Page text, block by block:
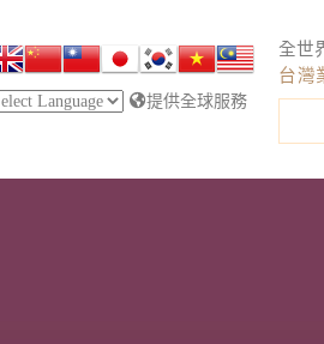
全世
台灣
提供全球服務